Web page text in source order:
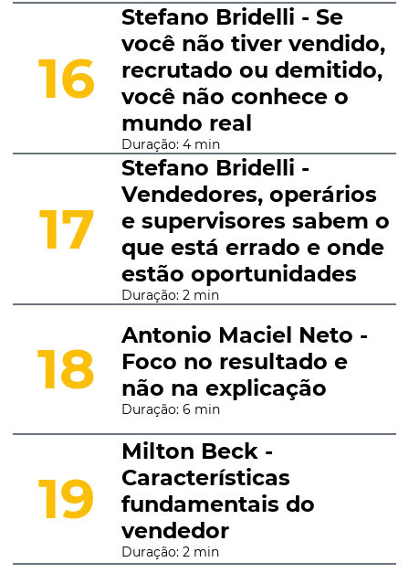
16
Stefano Bridelli - Se
você não tiver vendido,
recrutado ou demitido,
você não conhece o
mundo real
Duração: 4 min
17
Stefano Bridelli -
Vendedores, operários
e supervisores sabem o
que está errado e onde
estão oportunidades
Duração: 2 min
18
Antonio Maciel Neto -
Foco no resultado e
não na explicação
Duração: 6 min
19
Milton Beck -
Características
fundamentais do
vendedor
Duração: 2 min